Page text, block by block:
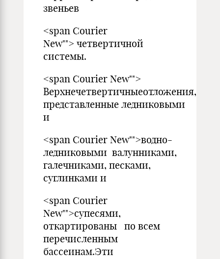
звеньев
<span Courier
New""> четвертичной
системы.
<span Courier New"">
Верхнечетвертичныеотложения,
представленные ледниковыми
и
<span Courier New"">водно-
ледниковыми валунниками,
галечниками, песками,
суглинками и
<span Courier
New"">супесями,
откартированы по всем
перечисленным
бассеинам.Эти